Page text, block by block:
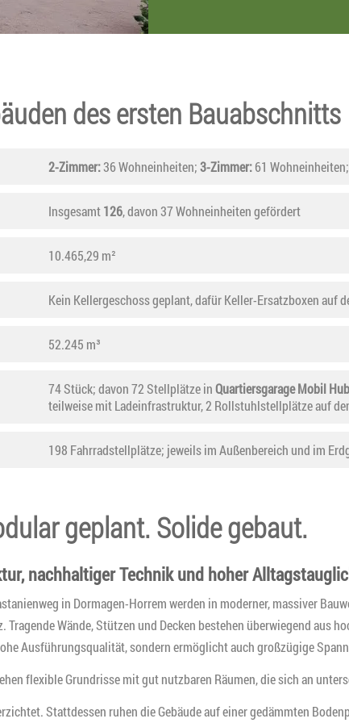
des ersten Bauabschnitts
2-Zimmer:36 Wohneinheiten;3-Zimmer:61 Wohneinheiten;
Insgesamt126, davon 37 Wohneinheiten gefördert
10.465,29 m²
Kein Kellergeschoss geplant, dafür Keller-Ersatzboxen auf
52.245 m³
74 Stück; davon 72 Stellplätze inQuartiersgarage Mobil Hub
teilweise mit Ladeinfrastruktur, 2 Rollstuhlstellplätze auf
198 Fahrradstellplätze; jeweils im Außenbereich und im
geplant. Solide gebaut.
nachhaltiger Technik und hoher
in Dormagen-Horrem werden in moderner, massiver
Wände, Stützen und Decken bestehen überwiegend aus
Ausführungsqualität, sondern ermöglicht auch großzügige
flexible Grundrisse mit gut nutzbaren Räumen, die sich an
Stattdessen ruhen die Gebäude auf einer gedämmten